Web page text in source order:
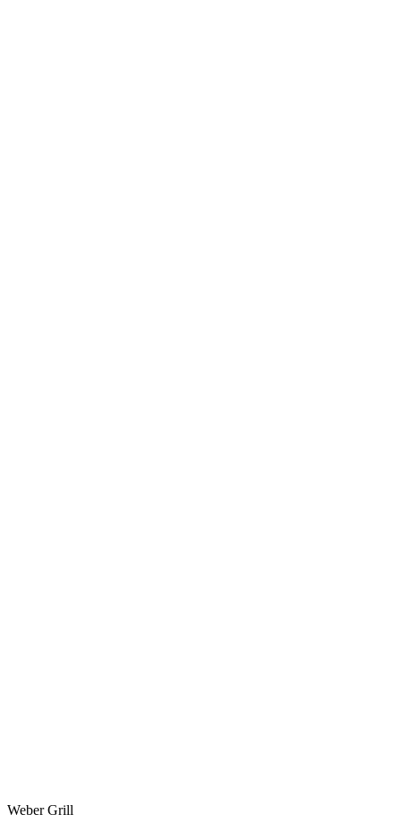
Weber Grill